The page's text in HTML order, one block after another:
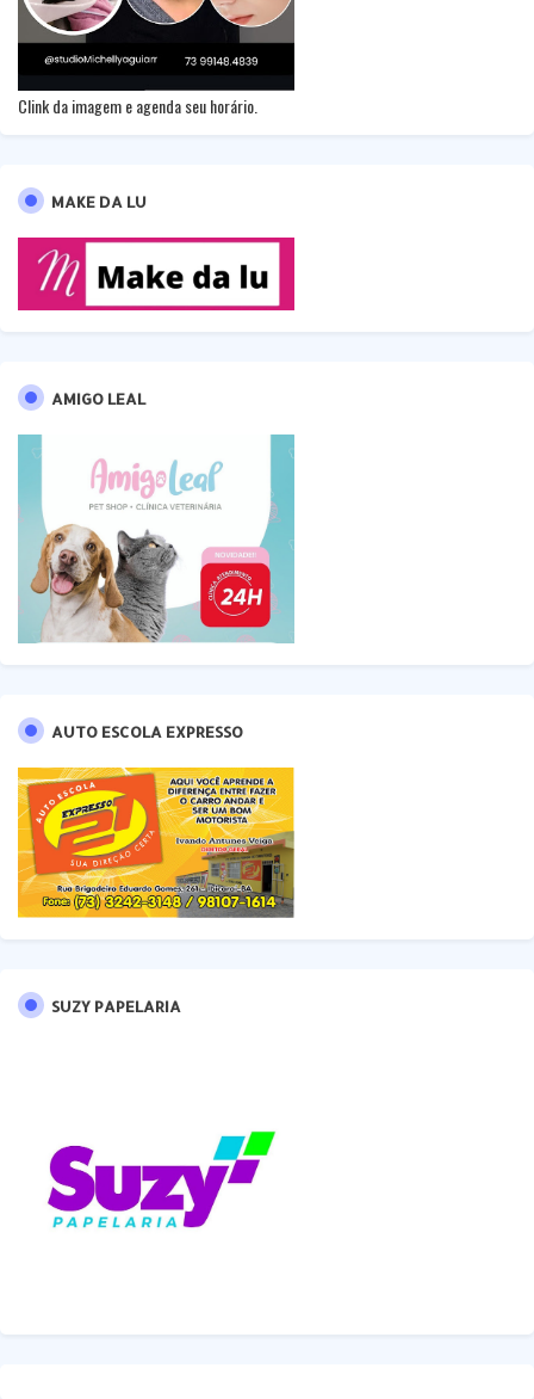
Clink da imagem e agenda seu horário.
MAKE DA LU
AMIGO LEAL
AUTO ESCOLA EXPRESSO
SUZY PAPELARIA